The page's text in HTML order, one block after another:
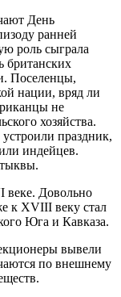
День
ранней
роль сыграла
британских
Поселенцы,
нации, вряд ли
не
хозяйства.
праздник,
индейцев.
веке. Довольно
к XVIII веку стал
Юга и Кавказа.
вывели
по внешнему